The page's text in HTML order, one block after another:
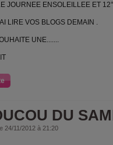
JOURNEE ENSOLEILLEE ET
LIRE VOS BLOGS DEMAIN .
UNE.......
DU
24/11/2012 à 21:20